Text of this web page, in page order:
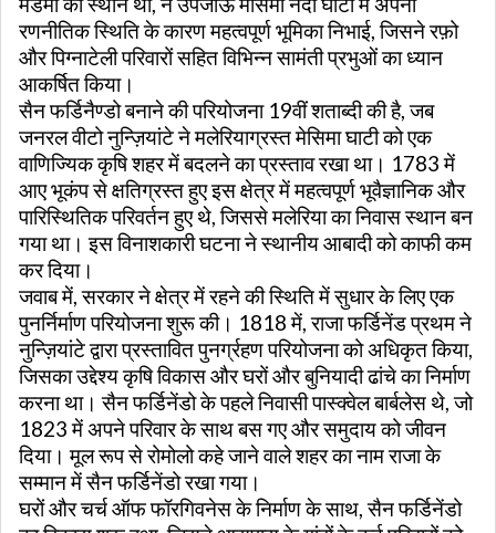
रणनीतिक स्थिति के कारण महत्वपूर्ण भूमिका निभाई, जिसने रफ़ो
और पिग्नाटेली परिवारों सहित विभिन्न सामंती प्रभुओं का ध्यान
आकर्षित किया।
सैन फर्डिनैण्डो बनाने की परियोजना 19वीं शताब्दी की है, जब
जनरल वीटो नुन्ज़ियांटे ने मलेरियाग्रस्त मेसिमा घाटी को एक
वाणिज्यिक कृषि शहर में बदलने का प्रस्ताव रखा था। 1783 में
आए भूकंप से क्षतिग्रस्त हुए इस क्षेत्र में महत्वपूर्ण भूवैज्ञानिक और
पारिस्थितिक परिवर्तन हुए थे, जिससे मलेरिया का निवास स्थान बन
गया था। इस विनाशकारी घटना ने स्थानीय आबादी को काफी कम
कर दिया।
जवाब में, सरकार ने क्षेत्र में रहने की स्थिति में सुधार के लिए एक
पुनर्निर्माण परियोजना शुरू की। 1818 में, राजा फर्डिनेंड प्रथम ने
नुन्ज़ियांटे द्वारा प्रस्तावित पुनर्ग्रहण परियोजना को अधिकृत किया,
जिसका उद्देश्य कृषि विकास और घरों और बुनियादी ढांचे का निर्माण
करना था। सैन फर्डिनेंडो के पहले निवासी पास्क्वेल बार्बलेस थे, जो
1823 में अपने परिवार के साथ बस गए और समुदाय को जीवन
दिया। मूल रूप से रोमोलो कहे जाने वाले शहर का नाम राजा के
सम्मान में सैन फर्डिनेंडो रखा गया।
घरों और चर्च ऑफ फॉरगिवनेस के निर्माण के साथ, सैन फर्डिनेंडो